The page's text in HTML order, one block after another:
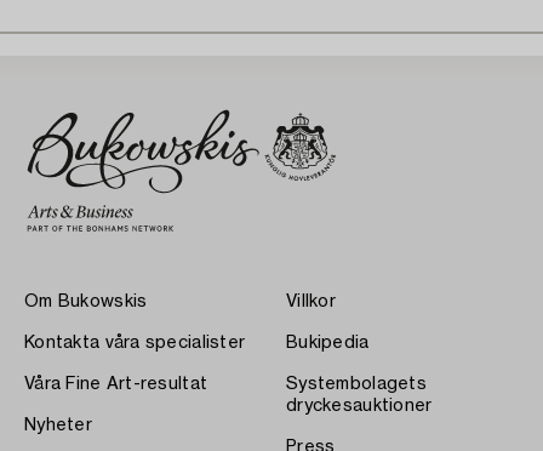
Om Bukowskis
Kontakta våra specialister
Våra Fine Art-resultat
Nyheter
Villkor
Bukipedia
Systembolagets
dryckesauktioner
Press